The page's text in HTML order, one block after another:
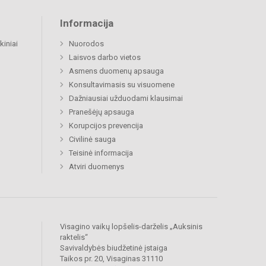
Informacija
Nuorodos
Laisvos darbo vietos
Asmens duomenų apsauga
Konsultavimasis su visuomene
Dažniausiai užduodami klausimai
Pranešėjų apsauga
Korupcijos prevencija
Civilinė sauga
Teisinė informacija
Atviri duomenys
Visagino vaikų lopšelis-darželis „Auksinis
raktelis“
Savivaldybės biudžetinė įstaiga
Taikos pr. 20, Visaginas 31110